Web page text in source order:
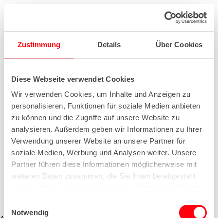
Zustimmung Details Über Cookies
Diese Webseite verwendet Cookies
Wir verwenden Cookies, um Inhalte und Anzeigen zu
personalisieren, Funktionen für soziale Medien anbieten
zu können und die Zugriffe auf unsere Website zu
analysieren. Außerdem geben wir Informationen zu Ihrer
Verwendung unserer Website an unsere Partner für
soziale Medien, Werbung und Analysen weiter. Unsere
Partner führen diese Informationen möglicherweise mit
weiteren Daten zusammen, die Sie ihnen bereitgestellt
Notwendig